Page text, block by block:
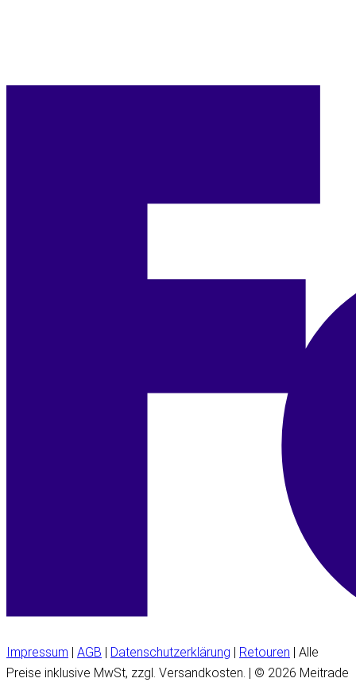
Impressum | AGB | Datenschutzerklärung | Retouren | Alle
Preise inklusive MwSt, zzgl. Versandkosten. | © 2026 Meitrade